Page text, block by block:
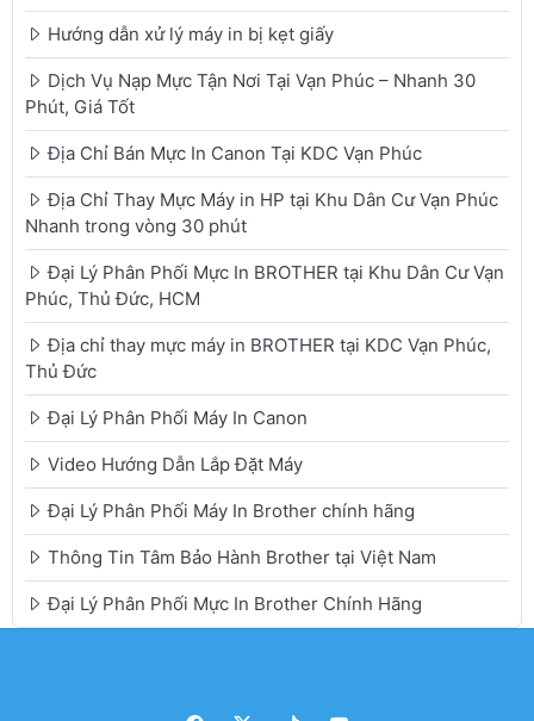
Hướng dẫn xử lý máy in bị kẹt giấy
Dịch Vụ Nạp Mực Tận Nơi Tại Vạn Phúc – Nhanh 30
Phút, Giá Tốt
Địa Chỉ Bán Mực In Canon Tại KDC Vạn Phúc
Địa Chỉ Thay Mực Máy in HP tại Khu Dân Cư Vạn Phúc
Nhanh trong vòng 30 phút
Đại Lý Phân Phối Mực In BROTHER tại Khu Dân Cư Vạn
Phúc, Thủ Đức, HCM
Địa chỉ thay mực máy in BROTHER tại KDC Vạn Phúc,
Thủ Đức
Đại Lý Phân Phối Máy In Canon
Video Hướng Dẫn Lắp Đặt Máy
Đại Lý Phân Phối Máy In Brother chính hãng
Thông Tin Tâm Bảo Hành Brother tại Việt Nam
Đại Lý Phân Phối Mực In Brother Chính Hãng